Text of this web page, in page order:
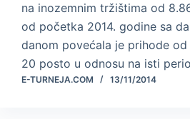
na inozemnim tržištima od
od početka 2014. godine sa
danom povećala je prihode
20 posto u odnosu na isti
E-TURNEJA.COM 13/11/2014